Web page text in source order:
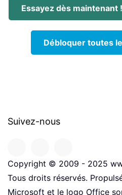
Essayez dès maintenant !
Débloquer toutes
Suivez-nous
Copyright © 2009 - 2025
Tous droits réservés.
Microsoft et le logo Office